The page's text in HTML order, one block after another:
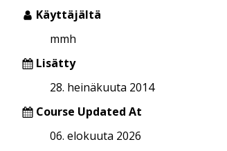
Käyttäjältä
mmh
Lisätty
28. heinäkuuta 2014
Course Updated At
06. elokuuta 2026